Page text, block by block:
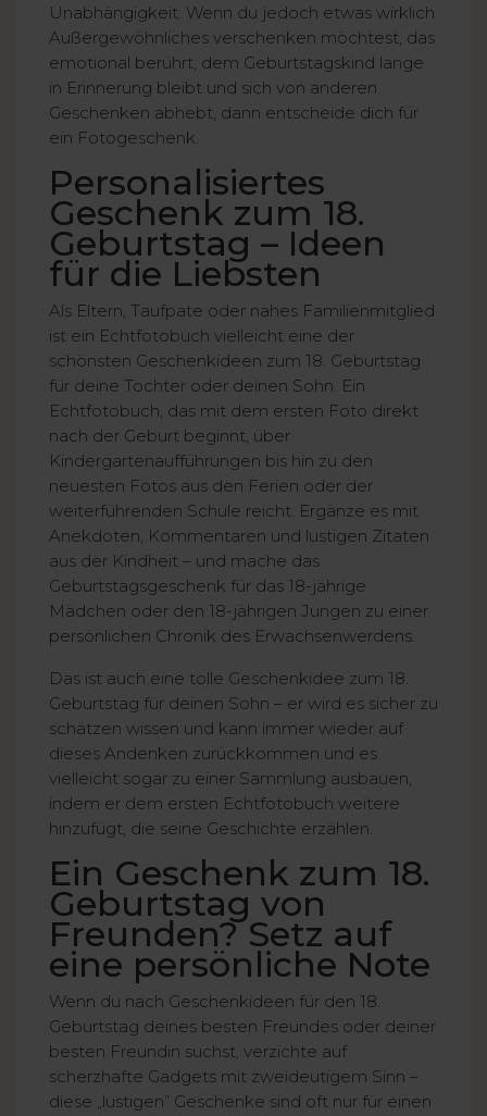
Unabhängigkeit. Wenn du jedoch etwas wirklich
Außergewöhnliches verschenken möchtest, das
emotional berührt, dem Geburtstagskind lange
in Erinnerung bleibt und sich von anderen
Geschenken abhebt, dann entscheide dich für
ein Fotogeschenk.
Personalisiertes
Geschenk zum 18.
Geburtstag – Ideen
für die Liebsten
Als Eltern, Taufpate oder nahes Familienmitglied
ist ein Echtfotobuch vielleicht eine der
schönsten Geschenkideen zum 18. Geburtstag
für deine Tochter oder deinen Sohn. Ein
Echtfotobuch, das mit dem ersten Foto direkt
nach der Geburt beginnt, über
Kindergartenaufführungen bis hin zu den
neuesten Fotos aus den Ferien oder der
weiterführenden Schule reicht. Ergänze es mit
Anekdoten, Kommentaren und lustigen Zitaten
aus der Kindheit – und mache das
Geburtstagsgeschenk für das 18-jährige
Mädchen oder den 18-jährigen Jungen zu einer
persönlichen Chronik des Erwachsenwerdens.
Das ist auch eine tolle Geschenkidee zum 18.
Geburtstag für deinen Sohn – er wird es sicher zu
schätzen wissen und kann immer wieder auf
dieses Andenken zurückkommen und es
vielleicht sogar zu einer Sammlung ausbauen,
indem er dem ersten Echtfotobuch weitere
hinzufügt, die seine Geschichte erzählen.
Ein Geschenk zum 18.
Geburtstag von
Freunden? Setz auf
eine persönliche Note
Wenn du nach Geschenkideen für den 18.
Geburtstag deines besten Freundes oder deiner
besten Freundin suchst, verzichte auf
scherzhafte Gadgets mit zweideutigem Sinn –
diese „lustigen” Geschenke sind oft nur für einen